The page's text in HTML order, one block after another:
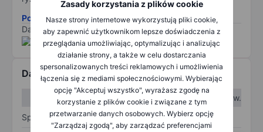
Zasady korzystania z plików cookie
Nasze strony internetowe wykorzystują pliki cookie,
aby zapewnić użytkownikom lepsze doświadczenia z
przeglądania umożliwiając, optymalizując i analizując
działanie strony, a także w celu dostarczania
spersonalizowanych treści reklamowych i umożliwienia
łączenia się z mediami społecznościowymi. Wybierając
opcję "Akceptuj wszystko", wyrażasz zgodę na
korzystanie z plików cookie i związane z tym
przetwarzanie danych osobowych. Wybierz opcję
"Zarządzaj zgodą", aby zarządzać preferencjami
Pobierz metodologię ryzyka ESG.
Dane dostarczone przez
/
Dane finansowe
W I kw.
W II kw.
Sprawozdanie z zysków